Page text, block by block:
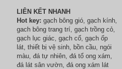
LIÊN KẾT NHANH
Hot key: gạch bông gió, gạch kính,
gach bông trang trí, gạch trồng cỏ,
gạch lục giác, gạch cổ, gạch ốp
lát, thiết bị vệ sinh, bồn cầu, ngói
màu, đá tự nhiên, đá tổ ong xám,
đá lát sân vườn, đá ong xám lát